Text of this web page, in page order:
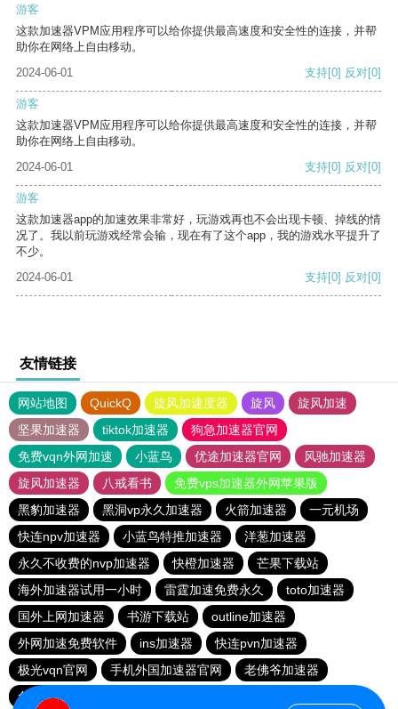
游客
这款加速器VPM应用程序可以给你提供最高速度和安全性的连接，并帮
助你在网络上自由移动。
2024-06-01
支持[0] 反对[0]
游客
这款加速器VPM应用程序可以给你提供最高速度和安全性的连接，并帮
助你在网络上自由移动。
2024-06-01
支持[0] 反对[0]
游客
这款加速器app的加速效果非常好，玩游戏再也不会出现卡顿、掉线的情
况了。我以前玩游戏经常会输，现在有了这个app，我的游戏水平提升了
不少。
2024-06-01
支持[0] 反对[0]
友情链接
网站地图 QuickQ 旋风加速度器 旋风
旋风加速
坚果加速器
tiktok加速器
狗急加速器官网
免费vqn外网加速
小蓝鸟 优途加速器官网
风驰加速器
旋风加速器
八戒看书
免费vps加速器外网苹果版
黑豹加速器
黑洞vp永久加速器 火箭加速器
一元机场
快连npv加速器
小蓝鸟特推加速器
洋葱加速器
永久不收费的nvp加速器
快橙加速器
芒果下载站
海外加速器试用一小时
雷霆加速免费永久
toto加速器
国外上网加速器
书游下载站
outline加速器
外网加速免费软件
ins加速器
快连pvn加速器
极光vqn官网
手机外国加速器官网
老佛爷加速器
免费vps加速器外网